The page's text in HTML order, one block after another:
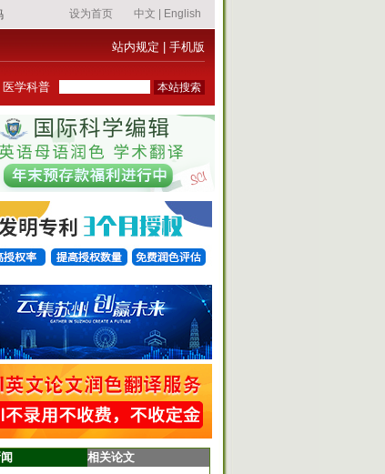
站内规定 手机版
医学科普
相关论文